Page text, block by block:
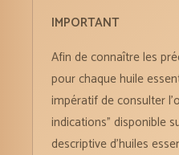
IMPORTANT
Afin de connaître les
pour chaque huile
impératif de consulter
indications” disponible
descriptive d’huiles